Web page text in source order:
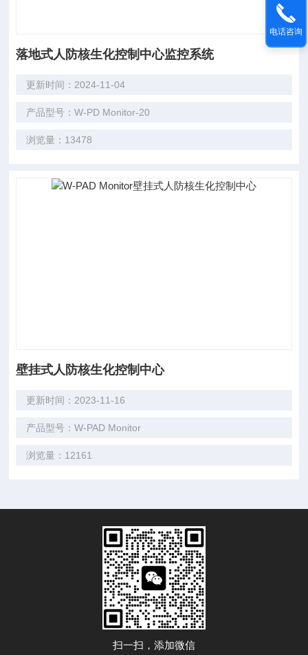
落地式人防核生化控制中心监控系统
更新时间：2024-11-04
产品型号：W-PD Monitor-20
浏览量：13478
壁挂式人防核生化控制中心
更新时间：2023-11-16
产品型号：W-PAD Monitor
浏览量：12161
扫一扫，添加微信
电话咨询